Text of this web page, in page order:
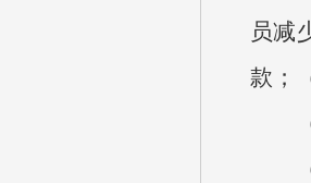
员减
款；
（